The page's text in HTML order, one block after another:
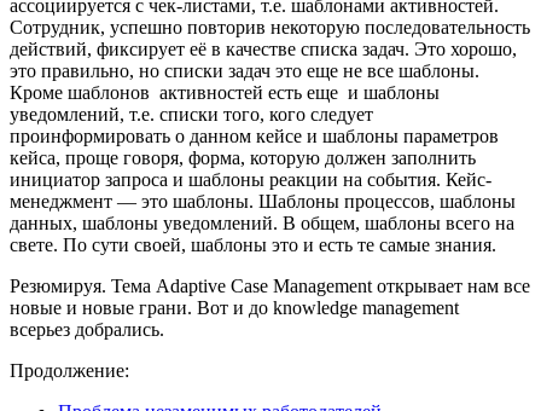
ассоциируется с чек-листами, т.е. шаблонами активностей.
Сотрудник, успешно повторив некоторую последовательность
действий, фиксирует её в качестве списка задач. Это хорошо,
это правильно, но списки задач это еще не все шаблоны.
Кроме шаблонов активностей есть еще и шаблоны
уведомлений, т.е. списки того, кого следует
проинформировать о данном кейсе и шаблоны параметров
кейса, проще говоря, форма, которую должен заполнить
инициатор запроса и шаблоны реакции на события. Кейс-
менеджмент — это шаблоны. Шаблоны процессов, шаблоны
данных, шаблоны уведомлений. В общем, шаблоны всего на
свете. По сути своей, шаблоны это и есть те самые знания.
Резюмируя. Тема Adaptive Case Management открывает нам все
новые и новые грани. Вот и до knowledge management
всерьез добрались.
Продолжение: